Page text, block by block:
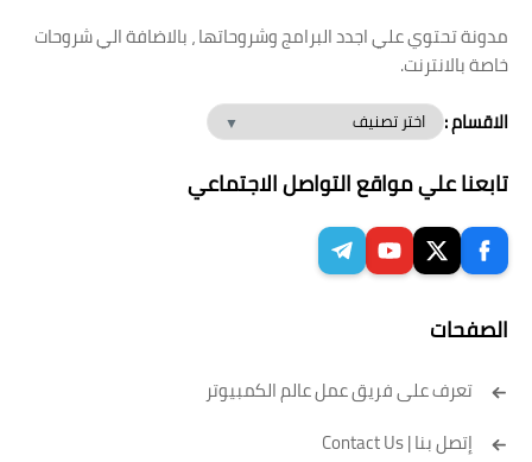
مدونة تحتوي علي اجدد البرامج وشروحاتها ، بالاضافة الي شروحات
خاصة بالانترنت.
الاقسام :
تابعنا علي مواقع التواصل الاجتماعي
الصفحات
تعرف على فريق عمل عالم الكمبيوتر
إتصل بنا | Contact Us